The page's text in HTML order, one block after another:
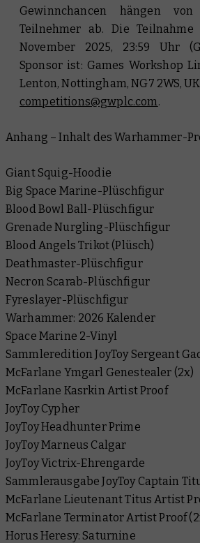
Gewinnchancen hängen
Teilnehmer ab. Die
November 2025, 23:59 Uhr
Sponsor ist: Games Workshop
Lenton, Nottingham, NG7 2WS,
competitions@gwplc.com.
Anhang – Inhalt des Warhammer-
Giant Squig-Hoodie
Big Space Marine-Plüschfigur
Blood Bowl Ball-Plüschfigur
Grenade Nurgling-Plüschfigur
Blood Angels Trikot (Plüsch)
Deathmaster-Plüschfigur
Necron Scarab-Plüschfigur
Fyreslayer-Plüschfigur
Warhammer: 2026 Kalender
Space Marine 2-Vinyl
Sammleredition JoyToy Sergeant
McFarlane Ymgarl Genestealer (2x)
McFarlane Kasrkin Artist Proof
JoyToy Cypher
JoyToy Headhunter Prime
JoyToy Marneus Calgar
JoyToy Victrix-Ehrengarde
Sammlerausgabe JoyToy Captain
McFarlane Lieutenant Titus Artist
McFarlane Terminator Artist Proof
Horus Heresy: Saturnine